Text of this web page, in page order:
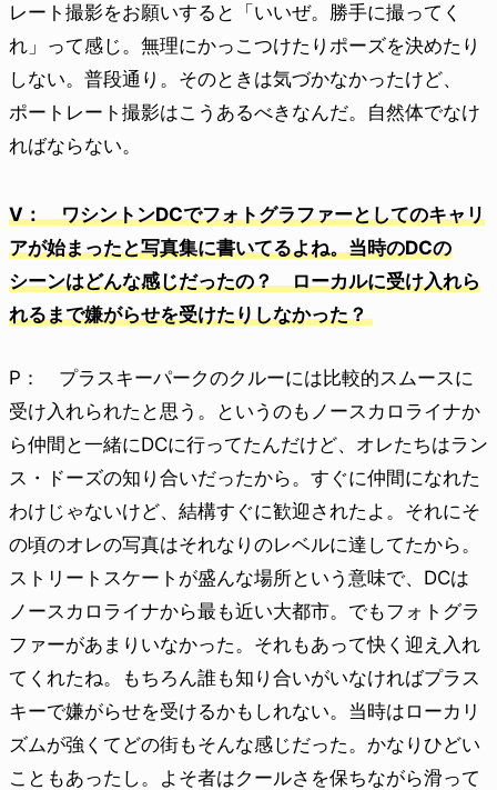
レート撮影をお願いすると「いいぜ。勝手に撮ってく
れ」って感じ。無理にかっこつけたりポーズを決めたり
しない。普段通り。そのときは気づかなかったけど、
ポートレート撮影はこうあるべきなんだ。自然体でなけ
ればならない。
V： ワシントンDCでフォトグラファーとしてのキャリ
アが始まったと写真集に書いてるよね。当時のDCの
シーンはどんな感じだったの？ ローカルに受け入れら
れるまで嫌がらせを受けたりしなかった？
P： プラスキーパークのクルーには比較的スムースに
受け入れられたと思う。というのもノースカロライナか
ら仲間と一緒にDCに行ってたんだけど、オレたちはラン
ス・ドーズの知り合いだったから。すぐに仲間になれた
わけじゃないけど、結構すぐに歓迎されたよ。それにそ
の頃のオレの写真はそれなりのレベルに達してたから。
ストリートスケートが盛んな場所という意味で、DCは
ノースカロライナから最も近い大都市。でもフォトグラ
ファーがあまりいなかった。それもあって快く迎え入れ
てくれたね。もちろん誰も知り合いがいなければプラス
キーで嫌がらせを受けるかもしれない。当時はローカリ
ズムが強くてどの街もそんな感じだった。かなりひどい
こともあったし。よそ者はクールさを保ちながら滑って